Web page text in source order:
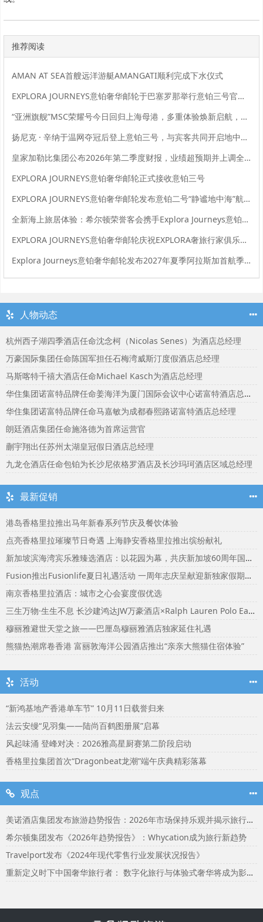
推荐阅读
AMAN AT SEA首艘远洋游艇AMANGATI顺利完成下水仪式
EXPLORA JOURNEYS意铂奢华邮轮于巴塞罗那举行意铂三号官方命名仪式
“亚洲旗舰”MSC荣耀号今日回归上海母港，多重体验焕新启航，金秋航次持续热销中
扬尼克 · 辛纳于温网夺冠后登上意铂三号，与宾客共同开启地中海序章之旅
皇家加勒比集团公布2026年第二季度财报，业绩超预期并上调全年业绩指引
EXPLORA JOURNEYS意铂奢华邮轮正式接收意铂三号
EXPLORA JOURNEYS意铂奢华邮轮发布意铂二号“静谧地中海”航季臻选美馔、海洋养修与文化体验
全新海上旅居体验：希尔顿荣誉客会携手Explora Journeys意铂奢华邮轮重磅推出全新臻奢海洋之旅奖励计划
EXPLORA JOURNEYS意铂奢华邮轮庆祝EXPLORA奢旅行家俱乐部成立一周年
Explora Journeys意铂奢华邮轮发布2027年夏季阿拉斯加首航季精选目的地体验
人物动态
杭州西子湖四季酒店任命沈念柯（Nicolas Senes）为酒店总经理
万豪国际集团任命陈国军担任石梅湾威斯汀度假酒店总经理
马斯喀特千禧大酒店任命Michael Kasch为酒店总经理
华住集团诺富特品牌任命姜海洋为厦门国际会议中心诺富特酒店总经理
华住集团诺富特品牌任命马嘉敏为成都春熙路诺富特酒店总经理
朗廷酒店集团任命施洛德为首席运营官
蒯宇翔出任苏州太湖皇冠假日酒店总经理
九龙仓酒店任命包铂为长沙尼依格罗酒店及长沙玛珂酒店区域总经理
最新促销
港岛香格里拉推出马年新春系列节庆及餐饮体验
点亮香格里拉璀璨节日奇遇 上海静安香格里拉推出缤纷献礼
新加坡滨海湾宾乐雅臻选酒店：以花园为幕，共庆新加坡60周年国庆盛宴
Fusion推出Fusionlife夏日礼遇活动 一周年志庆呈献迎新独家假期奖赏
南京香格里拉酒店：城市之心会宴度假优选
三生万物·生生不息 长沙建鸿达JW万豪酒店×Ralph Lauren Polo Earth开启可持续生活旅行美学
穆丽雅避世天堂之旅——巴厘岛穆丽雅酒店独家延住礼遇
熊猫热潮席卷香港 富丽敦海洋公园酒店推出“亲亲大熊猫住宿体验”
活动
“新鸿基地产香港单车节” 10月11日载誉归来
法云安缦“见羽集——陆尚百鹤图册展”启幕
风起味涌 登峰对决：2026雅高星厨赛第二阶段启动
香格里拉集团首次“Dragonbeat龙潮”端午庆典精彩落幕
观点
美诺酒店集团发布旅游趋势报告：2026年市场保持乐观并揭示旅行者渴望联结
希尔顿集团发布《2026年趋势报告》：Whycation成为旅行新趋势
Travelport发布《2024年现代零售行业发展状况报告》
重新定义时下中国奢华旅行者： 数字化旅行与体验式奢华将成为影响2024年旅行选择的关键词